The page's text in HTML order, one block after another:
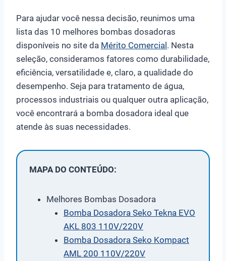
Para ajudar você nessa decisão, reunimos uma
lista das 10 melhores bombas dosadoras
disponíveis no site da Mérito Comercial. Nesta
seleção, consideramos fatores como durabilidade,
eficiência, versatilidade e, claro, a qualidade do
desempenho. Seja para tratamento de água,
processos industriais ou qualquer outra aplicação,
você encontrará a bomba dosadora ideal que
atende às suas necessidades.
MAPA DO CONTEÚDO:
Melhores Bombas Dosadora
Bomba Dosadora Seko Tekna EVO
AKL 803 110V/220V
Bomba Dosadora Seko Kompact
AML 200 110V/220V